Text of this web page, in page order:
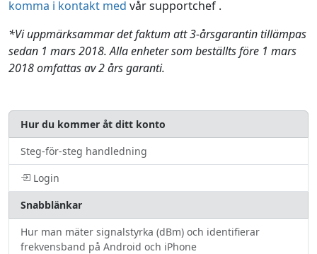
komma i kontakt med vår supportchef .
*Vi uppmärksammar det faktum att 3-årsgarantin tillämpas
sedan 1 mars 2018. Alla enheter som beställts före 1 mars
2018 omfattas av 2 års garanti.
Hur du kommer åt ditt konto
Steg-för-steg handledning
Login
Snabblänkar
Hur man mäter signalstyrka (dBm) och identifierar
frekvensband på Android och iPhone